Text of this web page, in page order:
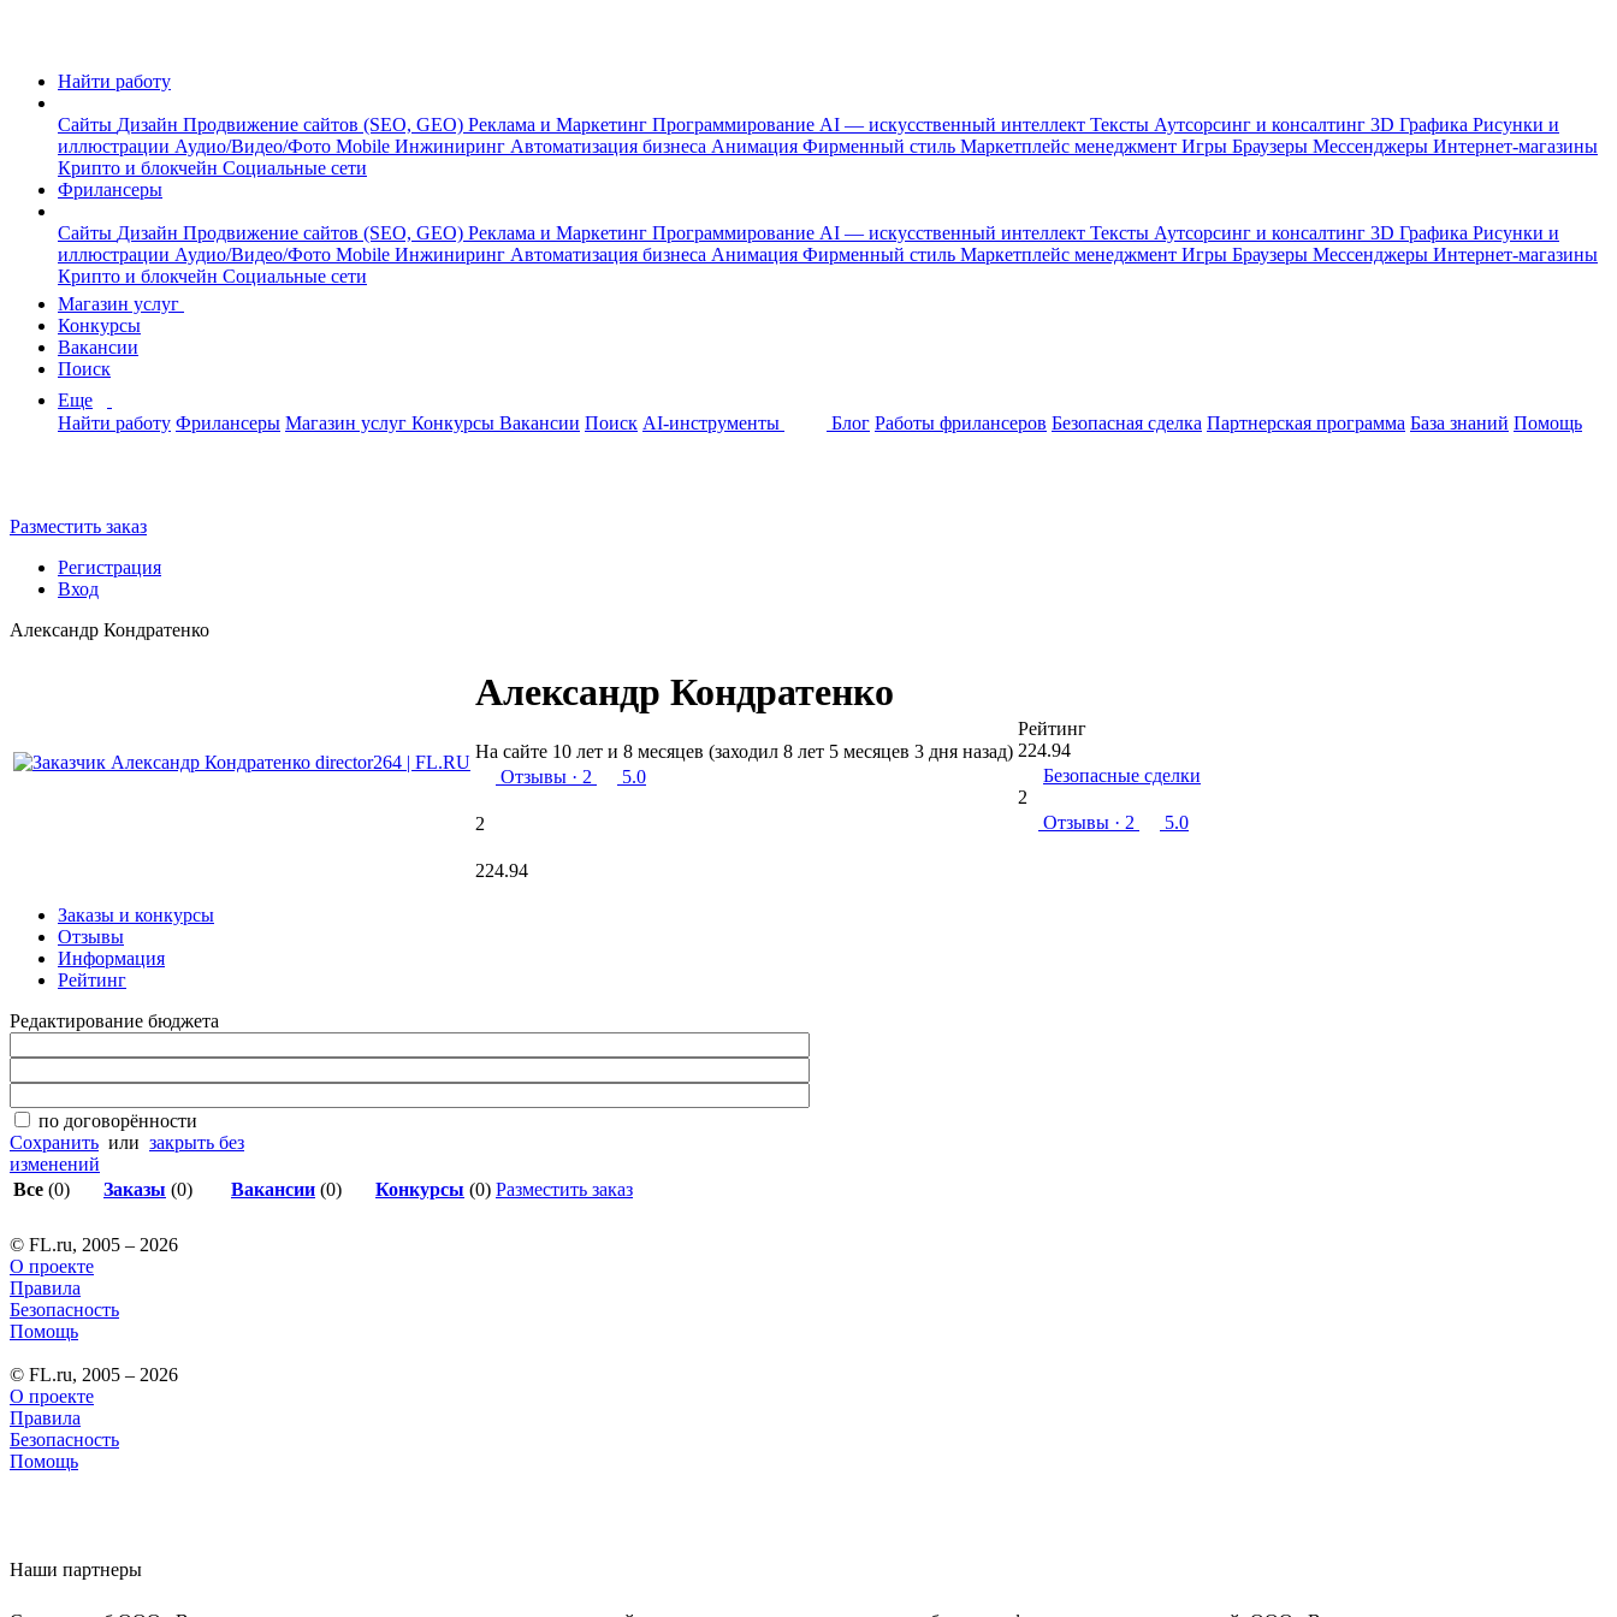
Найти работу
Сайты Дизайн Продвижение сайтов (SEO, GEO) Реклама и Маркетинг Программирование AI — искусственный интеллект Тексты Аутсорсинг и консалтинг 3D Графика Рисунки и
иллюстрации Аудио/Видео/Фото Mobile Инжиниринг Автоматизация бизнеса Анимация Фирменный стиль Маркетплейс менеджмент Игры Браузеры Мессенджеры Интернет-магазины
Крипто и блокчейн Социальные сети
Фрилансеры
Сайты Дизайн Продвижение сайтов (SEO, GEO) Реклама и Маркетинг Программирование AI — искусственный интеллект Тексты Аутсорсинг и консалтинг 3D Графика Рисунки и
иллюстрации Аудио/Видео/Фото Mobile Инжиниринг Автоматизация бизнеса Анимация Фирменный стиль Маркетплейс менеджмент Игры Браузеры Мессенджеры Интернет-магазины
Крипто и блокчейн Социальные сети
Магазин услуг
Конкурсы
Вакансии
Поиск
Еще
Найти работу Фрилансеры Магазин услуг Конкурсы Вакансии Поиск AI-инструменты Блог Работы фрилансеров Безопасная сделка Партнерская программа База знаний Помощь
Разместить заказ
Регистрация
Вход
Александр Кондратенко
Александр Кондратенко
На сайте 10 лет и 8 месяцев (заходил 8 лет 5 месяцев 3 дня назад)
Отзывы · 2 5.0
2
224.94
Рейтинг
224.94
Безопасные сделки
2
Отзывы · 2 5.0
Заказы и конкурсы
Отзывы
Информация
Рейтинг
Редактирование бюджета
по договорённости
Сохранить или закрыть без
изменений
Все (0) Заказы (0) Вакансии (0) Конкурсы (0) Разместить заказ
© FL.ru, 2005 – 2026
О проекте
Правила
Безопасность
Помощь
© FL.ru, 2005 – 2026
О проекте
Правила
Безопасность
Помощь
Наши партнеры